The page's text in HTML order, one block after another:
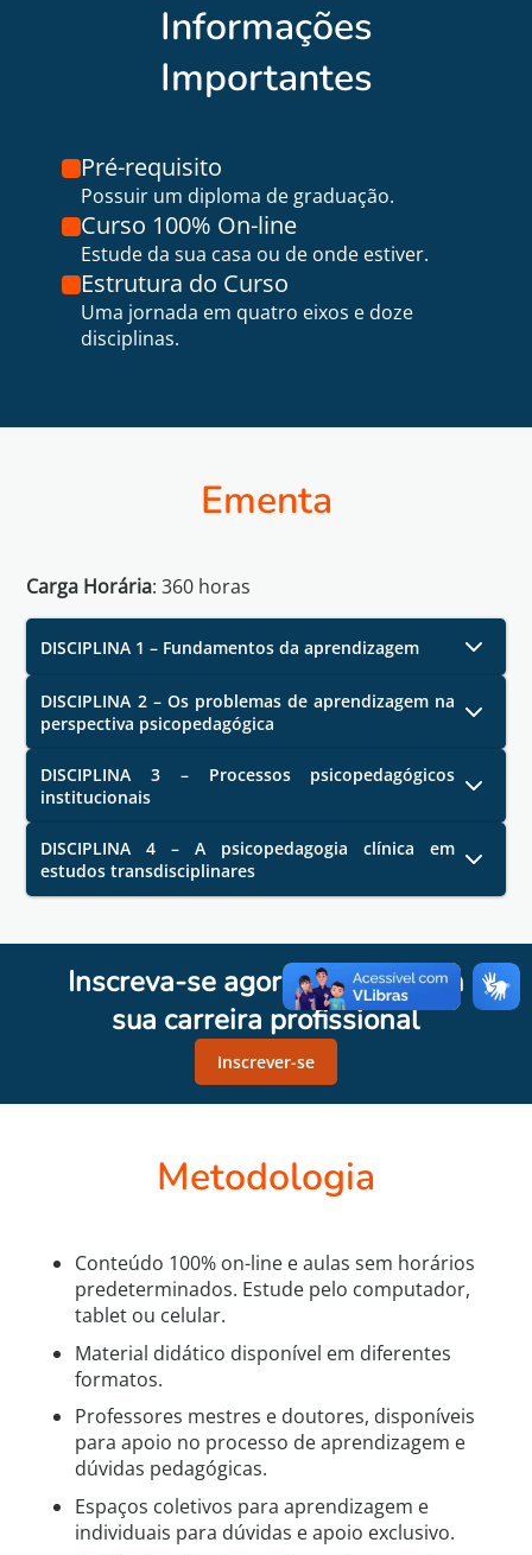
Informações
Importantes
Pré-requisito
Possuir um diploma de graduação.
Curso 100% On-line
Estude da sua casa ou de onde estiver.
Estrutura do Curso
Uma jornada em quatro eixos e doze
disciplinas.
Ementa
Carga Horária:360 horas
DISCIPLINA 1 – Fundamentos da aprendizagem
DISCIPLINA 2 – Os problemas de aprendizagem na
perspectiva psicopedagógica
DISCIPLINA 3 – Processos psicopedagógicos
institucionais
DISCIPLINA 4 – A psicopedagogia clínica em
estudos transdisciplinares
Inscreva-se agora e avance em
sua carreira profissional
Inscrever-se
Metodologia
Conteúdo 100% on-line e aulas sem horários
predeterminados. Estude pelo computador,
tablet ou celular.
Material didático disponível em diferentes
formatos.
Professores mestres e doutores, disponíveis
para apoio no processo de aprendizagem e
dúvidas pedagógicas.
Espaços coletivos para aprendizagem e
individuais para dúvidas e apoio exclusivo.